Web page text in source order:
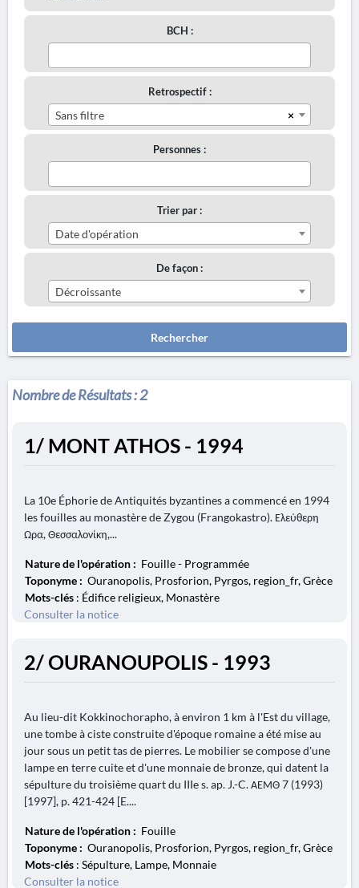
BCH :
Retrospectif :
×
Sans filtre
Personnes :
Trier par :
Date d'opération
De façon :
Décroissante
Rechercher
Nombre de Résultats :2
1/ MONT ATHOS - 1994
La 10e Éphorie de Antiquités byzantines a commencé en 1994
les fouilles au monastère de Zygou (Frangokastro). Ελεύθερη
Ωρα, Θεσσαλονίκη,...
Nature de l'opération : Fouille - Programmée
Toponyme : Ouranopolis, Prosforion, Pyrgos, region_fr, Grèce
Mots-clés : Édifice religieux, Monastère
Consulter la notice
2/ OURANOUPOLIS - 1993
Au lieu-dit Kokkinochorapho, à environ 1 km à l'Est du village,
une tombe à ciste construite d'époque romaine a été mise au
jour sous un petit tas de pierres. Le mobilier se compose d'une
lampe en terre cuite et d'une monnaie de bronze, qui datent la
sépulture du troisième quart du IIIe s. ap. J.-C. ΑΕΜΘ 7 (1993)
[1997], p. 421-424 [E....
Nature de l'opération : Fouille
Toponyme : Ouranopolis, Prosforion, Pyrgos, region_fr, Grèce
Mots-clés : Sépulture, Lampe, Monnaie
Consulter la notice